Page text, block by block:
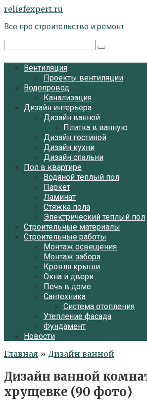
Перейти
контенту
reliefexpert.ru
Все про строительство и ремонт
Вентиляция
Проекты вентиляции
Водопровод
Канализация
Дизайн интерьера
Дизайн ванной
Плитка в ванную
Дизайн гостиной
Дизайн кухни
Дизайн спальни
Пол в квартире
Водяной теплый пол
Паркет
Ламинат
Стяжка пола
Электрический теплый пол
Строительные материалы
Строительные работы
Монтаж освещения
Монтаж забора
Кровля крыши
Окна и двери
Печь в доме
Сантехника
Система отопления
Утепление фасада
Фундамент
Новости
Главная » Дизайн ванной
Дизайн ванной
хрущевке (90 фото)